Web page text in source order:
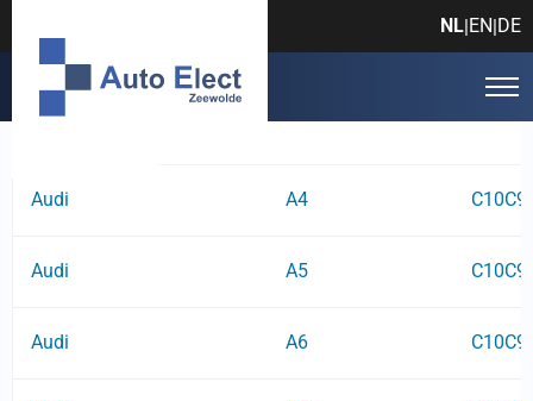
NL|EN|DE
Fabrikant
Audi A4
Audi A5
Audi A6